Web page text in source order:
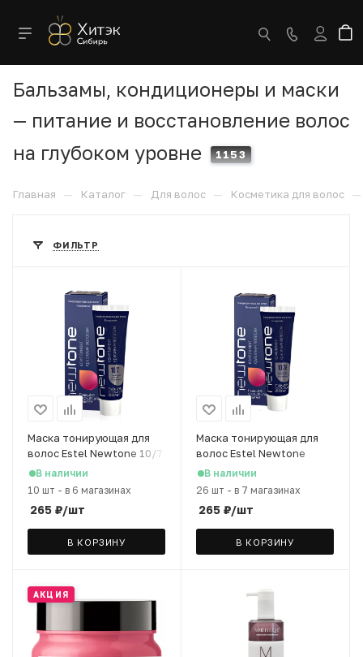
Бальзамы, кондиционеры и маски
— питание и восстановление волос
на глубоком уровне
1153
Главная — Каталог — Для волос — Косметика для волос —
ФИЛЬТР
Маска тонирующая для
волос Estel Newtone 10/7
светлый блондин
коричневый, 60 мл
В наличии
10 шт - в 6 магазинах
265 ₽/шт
В КОРЗИНУ
Маска тонирующая для
волос Estel Newtone
10/76 светлый блондин
коричнево-фиолетовый,
В наличии
26 шт - в 7 магазинах
265 ₽/шт
В КОРЗИНУ
АКЦИЯ